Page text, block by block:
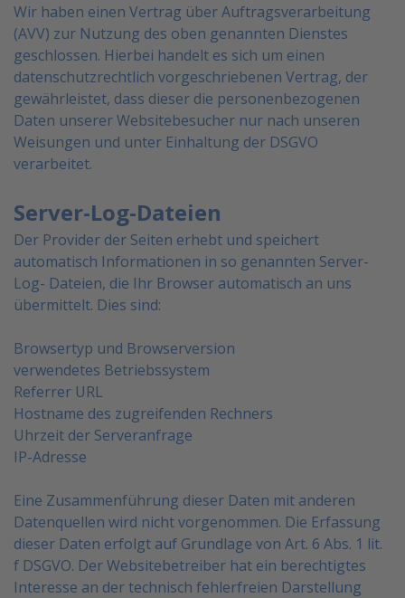
Wir haben einen Vertrag über Auftragsverarbeitung
(AVV) zur Nutzung des oben genannten Dienstes
geschlossen. Hierbei handelt es sich um einen
datenschutzrechtlich vorgeschriebenen Vertrag, der
gewährleistet, dass dieser die personenbezogenen
Daten unserer Websitebesucher nur nach unseren
Weisungen und unter Einhaltung der DSGVO
verarbeitet.
Server-Log-Dateien
Der Provider der Seiten erhebt und speichert
automatisch Informationen in so genannten Server-
Log- Dateien, die Ihr Browser automatisch an uns
übermittelt. Dies sind:
Browsertyp und Browserversion
verwendetes Betriebssystem
Referrer URL
Hostname des zugreifenden Rechners
Uhrzeit der Serveranfrage
IP-Adresse
Eine Zusammenführung dieser Daten mit anderen
Datenquellen wird nicht vorgenommen. Die Erfassung
dieser Daten erfolgt auf Grundlage von Art. 6 Abs. 1 lit.
f DSGVO. Der Websitebetreiber hat ein berechtigtes
Interesse an der technisch fehlerfreien Darstellung